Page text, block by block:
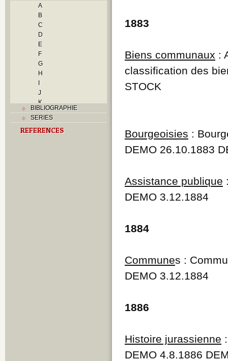
A
B
C
D
E
F
G
H
I
J
K
L
M
N
BIBLIOGRAPHIE
SERIES
REFERENCES
1883
Biens communaux :
classification des
STOCK
Bourgeoisies :
DEMO 26.10.1883
Assistance publique
DEMO 3.12.1884
1884
Communes :
DEMO 3.12.1884
1886
Histoire jurassienne
DEMO 4.8.1886